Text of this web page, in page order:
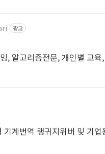
광고
, 알고리즘전문, 개인별 교
계번역 랭귀지위버 및 기업